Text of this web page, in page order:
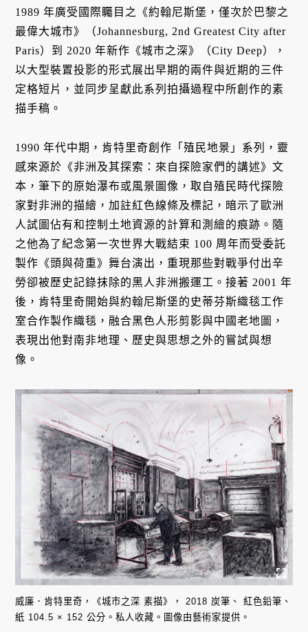
1989 年廣受國際矚目之《約翰尼斯堡，僅次於巴黎之
最偉大城市》（Johannesburg, 2nd Greatest City after
Paris）到 2020 年新作《城市之深》（City Deep），
以大型裝置投影的形式展出早期的兩件與近期的三件
定格短片，並同步呈獻此系列拍攝過程中所創作的素
描手稿。
1990 年代中期，肯特里奇創作「殖民地景」系列，靈
感來源於《非洲及其探索：來自探險家們的講述》文
本，筆下的原始瀑布或風景圖像，取自殖民時代探險
家對非洲的描繪，加註紅色線條及標記，暗示了歐洲
人試圖佔有和控制土地資源的計算和測繪的痕跡。隨
之他為了紀念第一次世界大戰結束 100 周年而受委託
製作《頭與荷重》舞台演出，重現那些對戰爭付出辛
勞卻被歷史記錄抹除的黑人非洲搬運工。接著 2001 年
後，肯特里奇開始與約翰尼斯堡的史蒂芬斯織毯工作
室合作製作織毯，融合黑色人形剪影與中國老地圖，
表現出他對南非地理、歷史與思想之外的嘗試與想
像。
威廉．肯特里奇，《城市之深 素描》， 2018 炭筆、 紅色鉛筆、
紙 104.5 × 152 公分。私人收藏。圖像由藝術家提供。